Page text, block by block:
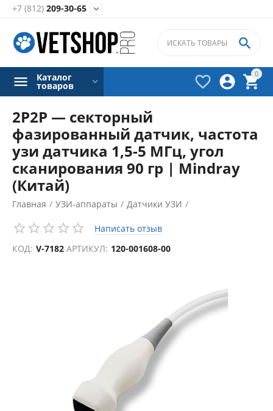
+7 (812) 209-30-65 
0




Каталог
товаров
2P2P — секторный
фазированный датчик, частота
узи датчика 1,5-5 МГц, угол
сканирования 90 гр | Mindray
(Китай)
Главная / УЗИ-аппараты / Датчики УЗИ /
Написать отзыв
КОД: V-7182 АРТИКУЛ: 120-001608-00